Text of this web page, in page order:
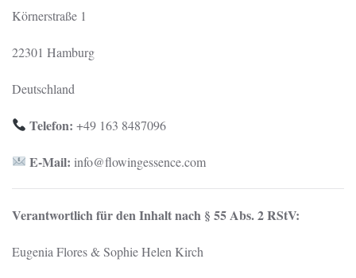
Körnerstraße 1
22301 Hamburg
Deutschland
Telefon: +49 163 8487096
E-Mail: info@flowingessence.com
Verantwortlich für den Inhalt nach § 55 Abs. 2 RStV:
Eugenia Flores & Sophie Helen Kirch